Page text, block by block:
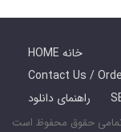
HOME خانه
راهنمای دانلود